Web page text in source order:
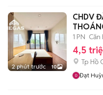
2 phút trước 10
CHDV
OANH
1 PN Căn
4,5
Tp Hồ
Đạt